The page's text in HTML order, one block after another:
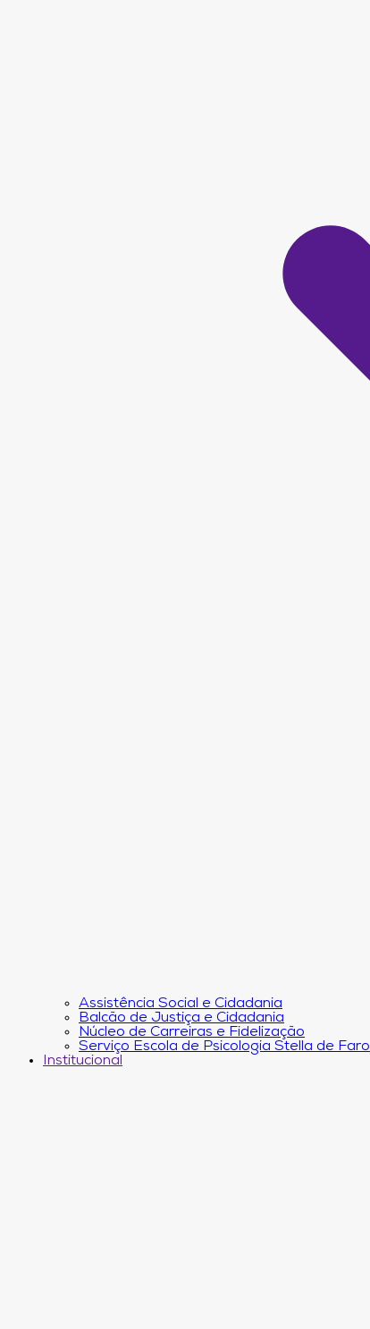
Assistência Social e Cidadania
Balcão de Justiça e Cidadania
Núcleo de Carreiras e Fidelização
Serviço Escola de Psicologia Stella de Faro
Institucional